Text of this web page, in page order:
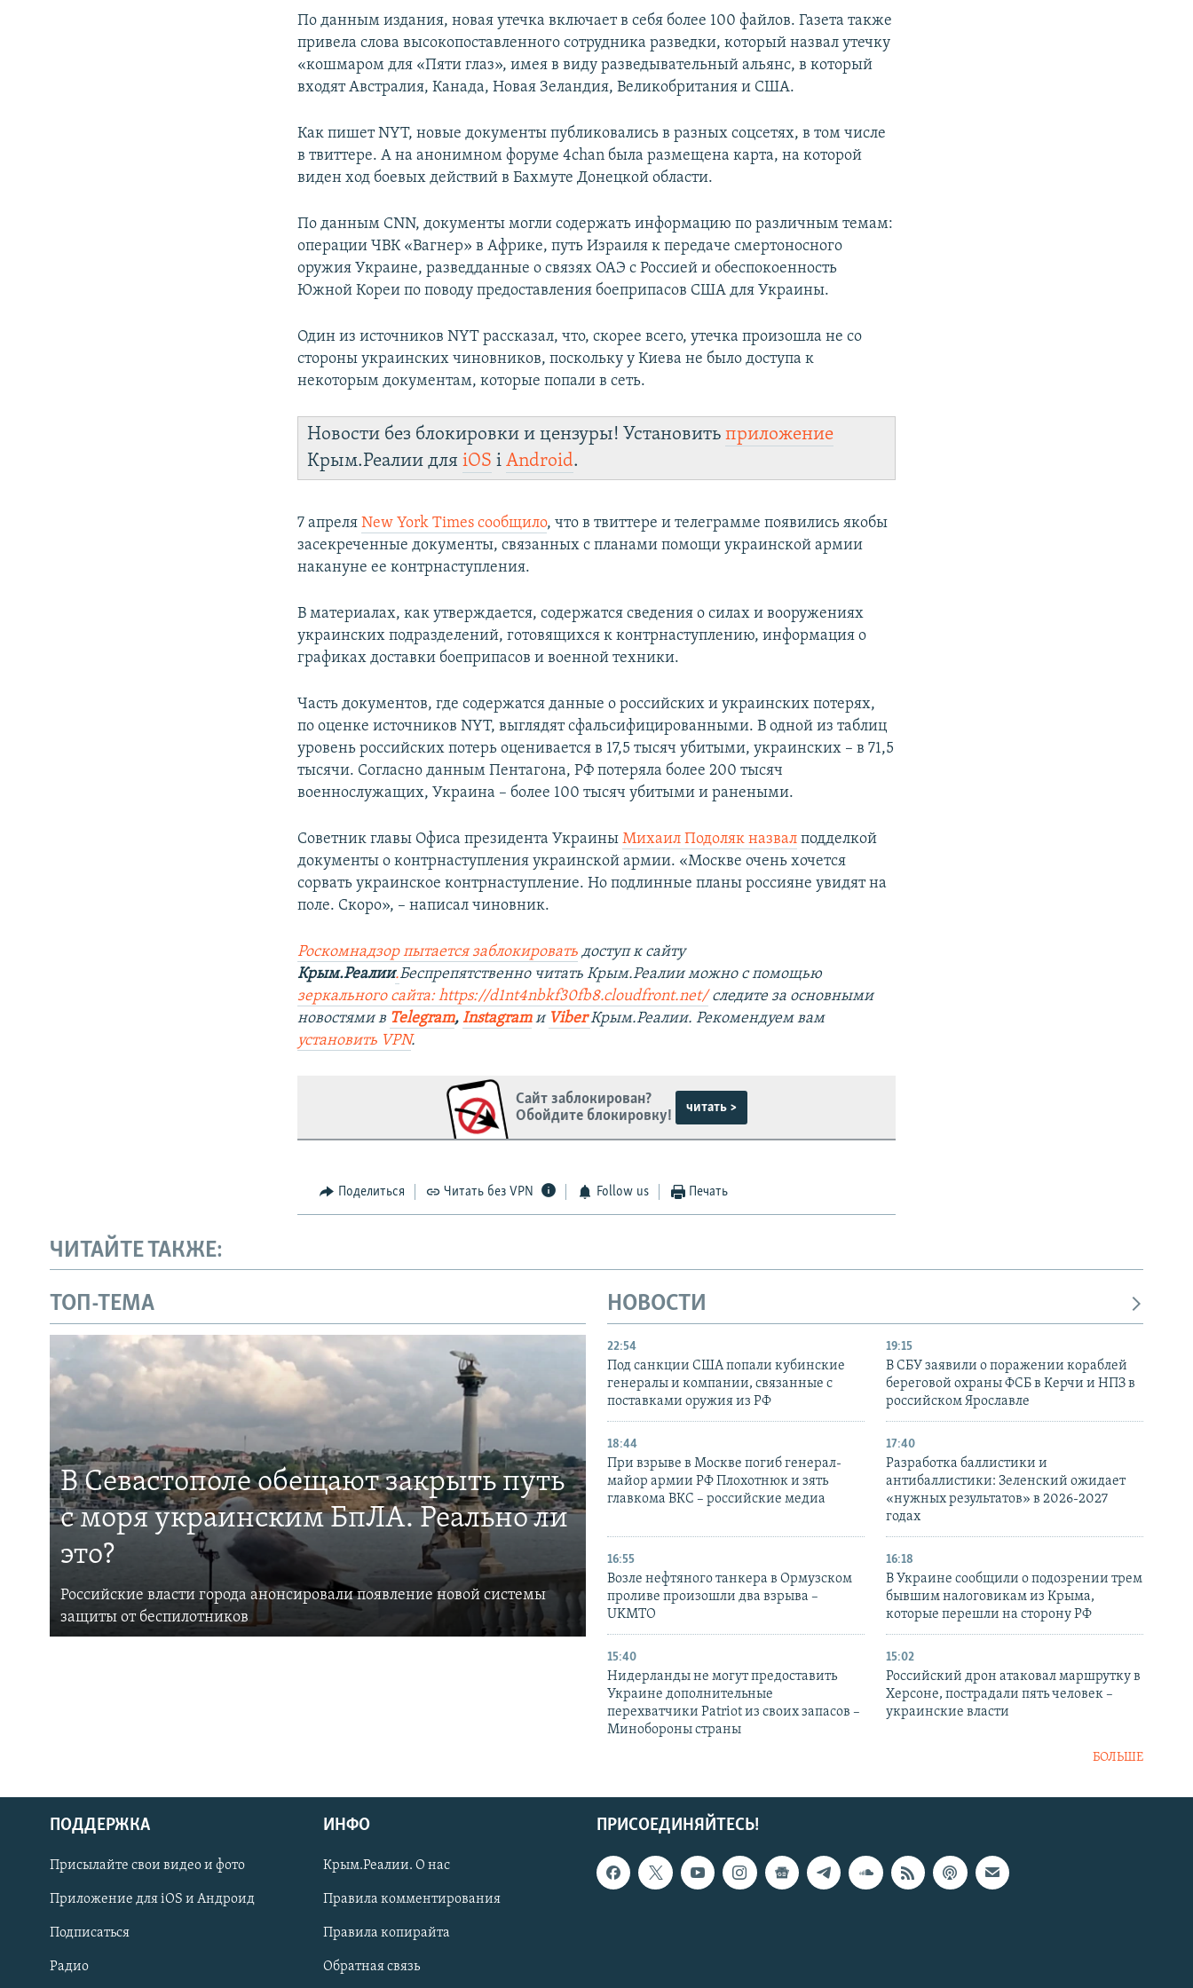
Українською
Qırımtatar
ПРИСОЕДИНЯЙТЕСЬ!
По данным издания, новая утечка включает в себя более 100 файлов. Газета также
привела слова высокопоставленного сотрудника разведки, который назвал утечку
«кошмаром для «Пяти глаз», имея в виду разведывательный альянс, в который
входят Австралия, Канада, Новая Зеландия, Великобритания и США.
Как пишет NYT, новые документы публиковались в разных соцсетях, в том числе
в твиттере. А на анонимном форуме 4chan была размещена карта, на которой
виден ход боевых действий в Бахмуте Донецкой области.
По данным CNN, документы могли содержать информацию по различным темам:
операции ЧВК «Вагнер» в Африке, путь Израиля к передаче смертоносного
оружия Украине, разведданные о связях ОАЭ с Россией и обеспокоенность
Южной Кореи по поводу предоставления боеприпасов США для Украины.
Один из источников NYT рассказал, что, скорее всего, утечка произошла не со
стороны украинских чиновников, поскольку у Киева не было доступа к
некоторым документам, которые попали в сеть.
Новости без блокировки и цензуры! Установитьприложение
Крым.Реалии дляiOS іAndroid.
7 апреляNew York Times сообщило, что в твиттере и телеграмме появились якобы
засекреченные документы, связанных с планами помощи украинской армии
накануне ее контрнаступления.
В материалах, как утверждается, содержатся сведения о силах и вооружениях
украинских подразделений, готовящихся к контрнаступлению, информация о
графиках доставки боеприпасов и военной техники.
Часть документов, где содержатся данные о российских и украинских потерях,
по оценке источников NYT, выглядят сфальсифицированными. В одной из таблиц
уровень российских потерь оценивается в 17,5 тысяч убитыми, украинских – в 71,5
тысячи. Согласно данным Пентагона, РФ потеряла более 200 тысяч
военнослужащих, Украина – более 100 тысяч убитыми и ранеными.
Советник главы Офиса президента УкраиныМихаил Подоляк назвал подделкой
документы о контрнаступления украинской армии. «Москве очень хочется
сорвать украинское контрнаступление. Но подлинные планы россияне увидят на
поле. Скоро», – написал чиновник.
Роскомнадзор пытается заблокировать доступ к сайту
Крым.Реалии.Беспрепятственно читать Крым.Реалии можно с помощью
зеркального сайта: https://d1nt4nbkf30fb8.cloudfront.net/следите за основными
новостями в Telegram,Instagramи Viber Крым.Реалии. Рекомендуем вам
установить VPN.
Сайт заблокирован?
Обойдите блокировку!
читать >
Поделиться Читать без VPN Follow us Печать
ЧИТАЙТЕ ТАКЖЕ:
ТОП-ТЕМА
В Севастополе обещают закрыть путь
с моря украинским БпЛА. Реально ли
это?
Российские власти города анонсировали появление новой системы
защиты от беспилотников
НОВОСТИ
22:54
Под санкции США попали кубинские
генералы и компании, связанные с
поставками оружия из РФ
19:15
В СБУ заявили о поражении кораблей
береговой охраны ФСБ в Керчи и НПЗ в
российском Ярославле
18:44
При взрыве в Москве погиб генерал-
майор армии РФ Плохотнюк и зять
главкома ВКС – российские медиа
17:40
Разработка баллистики и
антибаллистики: Зеленский ожидает
«нужных результатов» в 2026-2027
годах
16:55
Возле нефтяного танкера в Ормузском
проливе произошли два взрыва –
UKMTO
16:18
В Украине сообщили о подозрении трем
бывшим налоговикам из Крыма,
которые перешли на сторону РФ
15:40
Нидерланды не могут предоставить
Украине дополнительные
перехватчики Patriot из своих запасов –
Минобороны страны
15:02
Российский дрон атаковал маршрутку в
Херсоне, пострадали пять человек –
украинские власти
БОЛЬШЕ
ПРИСОЕДИНЯЙТЕСЬ!
ПОДДЕРЖКА
Присылайте свои видео и фото
Приложение для iOS и Андроид
Подписаться
Радио
ИНФО
Крым.Реалии. О нас
Правила комментирования
Правила копирайта
Обратная связь